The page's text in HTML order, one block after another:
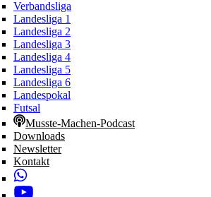
Verbandsliga
Landesliga 1
Landesliga 2
Landesliga 3
Landesliga 4
Landesliga 5
Landesliga 6
Landespokal
Futsal
Musste-Machen-Podcast
Downloads
Newsletter
Kontakt